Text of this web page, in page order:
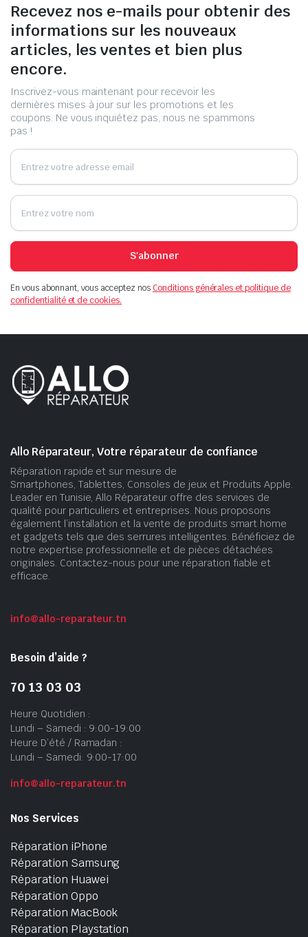
Recevez nos e-mails pour obtenir des
informations sur les nouveaux
articles, les ventes et bien plus
encore.
Inscrivez-vous maintenant pour recevoir les
dernières mises à jour sur les promotions et les
coupons. Ne vous inquiétez pas, nous ne spammons
pas !
S'abonner
En vous abonnant, vous acceptez nosConditions générales et politique de
confidentialité et de cookies.
Allo Réparateur, Votre réparateur de confiance
Réparation rapide et sur mesure de
Smartphones, Tablettes, Consoles de jeux et Produits Apple.
Leader en Tunisie, Allo Réparateur offre des services de
qualité pour particuliers et entreprises. Nous proposons
également l’installation et la vente de produits smart home
et gadgets tels que des serrures intelligentes. Bénéficiez de
notre expertise professionnelle et de pièces détachées
originales. Contactez-nous pour une réparation fiable et
efficace.
info@allo-reparateur.tn
Besoin d’aide ?
70 13 03 03
Heure Quotidien :
Lundi – Samedi : 9:00-19:00
Heure D’été / Ramadan :
Lundi – Samedi: 9:00-17:00
info@allo-reparateur.tn
Nos Services
Réparation iPhone
Réparation Samsung
Réparation Huawei
Réparation Oppo
Réparation MacBook
Réparation Playstation